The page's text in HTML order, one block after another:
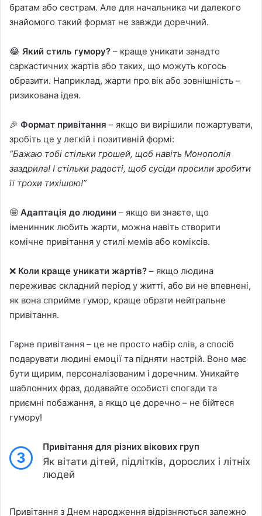
братам або сестрам. Але для начальника чи далекого
знайомого такий формат не завжди доречний.
😂 Який стиль гумору? – краще уникати занадто
саркастичних жартів або таких, що можуть когось
образити. Наприклад, жарти про вік або зовнішність –
ризикована ідея.
🎉 Формат привітання – якщо ви вирішили пожартувати,
зробіть це у легкій і позитивній формі:
“Бажаю тобі стільки грошей, щоб навіть Монополія
заздрила! І стільки радості, щоб сусіди просили зробити
її трохи тихішою!”
🤩 Адаптація до людини – якщо ви знаєте, що
іменинник любить жарти, можна навіть створити
комічне привітання у стилі мемів або коміксів.
❌ Коли краще уникати жартів? – якщо людина
переживає складний період у житті, або ви не впевнені,
як вона сприйме гумор, краще обрати нейтральне
привітання.
Гарне привітання – це не просто набір слів, а спосіб
подарувати людині емоції та підняти настрій. Воно має
бути щирим, персоналізованим і доречним. Уникайте
шаблонних фраз, додавайте особисті спогади та
приємні побажання, а якщо це доречно – не бійтеся
гумору!
3
Привітання для різних вікових груп
Як вітати дітей, підлітків, дорослих і літніх
людей
Привітання з Днем народження відрізняються залежно